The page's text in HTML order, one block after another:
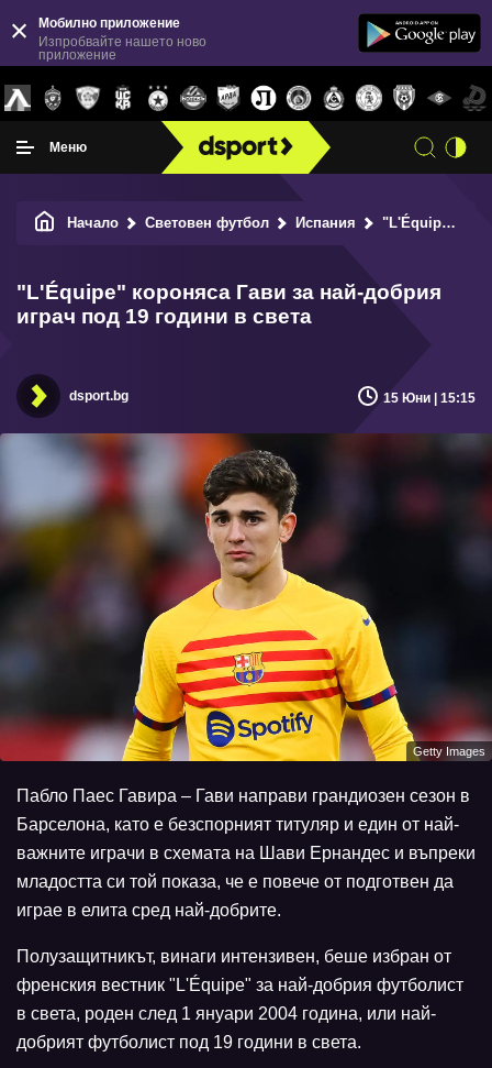
Мобилно приложение
Изпробвайте нашето ново
приложение
Меню
Начало Световен футбол Испания "L'Équipe" короняса Гави за най-добрия играч под 19 години в света
"L'Équipe" короняса Гави за най-добрия
играч под 19 години в света
dsport.bg 15 Юни | 15:15
Getty Images
Пабло Паес Гавира – Гави направи грандиозен сезон в
Барселона, като е безспорният титуляр и един от най-
важните играчи в схемата на Шави Ернандес и въпреки
младостта си той показа, че е повече от подготвен да
играе в елита сред най-добрите.
Полузащитникът, винаги интензивен, беше избран от
френския вестник "L'Équipe" за най-добрия футболист
в света, роден след 1 януари 2004 година, или най-
добрият футболист под 19 години в света.